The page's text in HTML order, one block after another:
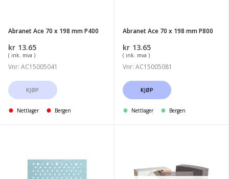
Abranet Ace 70 x 198 mm P400
kr 13.65
( ink. mva )
Vnr: AC15005041
KJØP
Nettlager Bergen
Abranet Ace 70 x 198 mm P800
kr 13.65
( ink. mva )
Vnr: AC15005081
KJØP
Nettlager Bergen